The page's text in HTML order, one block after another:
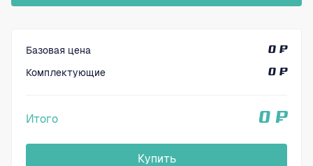
Базовая цена
0 ₽
Комплектующие
0 ₽
Итого 0 ₽
Купить